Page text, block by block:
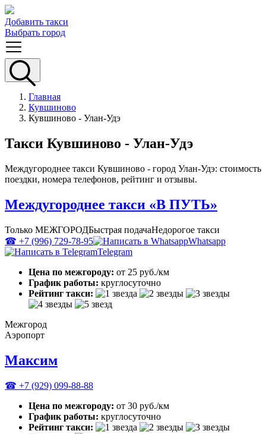
Добавить такси
Выбрать город
Главная
Кувшиново
Кувшиново - Улан-Удэ
Такси Кувшиново - Улан-Удэ
Междугороднее такси Кувшиново - город Улан-Удэ: стоимость
поездки, номера телефонов, рейтинг и отзывы.
Междугороднее такси «В ПУТЬ»
Только МЕЖГОРОДБыстрая подачаНедорогое такси
☎ +7 (996) 729-78-95
Whatsapp
Telegram
Цена по межгороду: от 25 руб./км
График работы: круглосуточно
Рейтинг такси:
Межгород
Аэропорт
Максим
☎ +7 (929) 099-88-88
Цена по межгороду: от 30 руб./км
График работы: круглосуточно
Рейтинг такси: